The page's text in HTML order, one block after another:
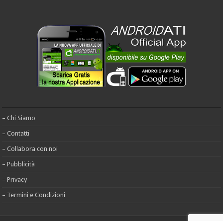
– Chi Siamo
– Contatti
– Collabora con noi
– Pubblicità
– Privacy
– Termini e Condizioni